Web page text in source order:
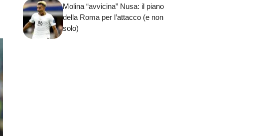
Molina “avvicina” Nusa: il piano
della Roma per l’attacco (e non
solo)